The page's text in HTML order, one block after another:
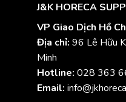
J&K HORECA
VP Giao Dịch Hồ
Địa chỉ: 96 Lê Hữu
Minh
Hotline: 028 363
Email: